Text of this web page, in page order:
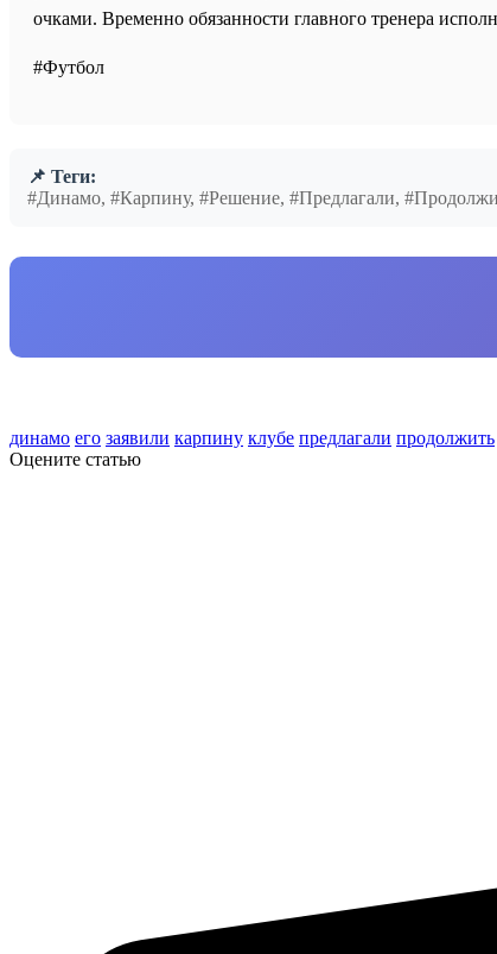
очками. Временно обязанности главного тренера
#Футбол
📌 Теги:
#Динамо, #Карпину, #Решение, #Предлагали,
динамо его заявили карпину клубе предлагали продолжить
Оцените статью